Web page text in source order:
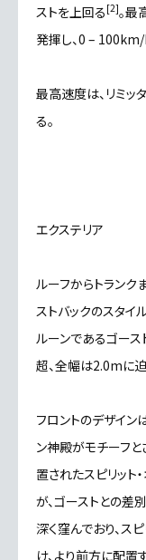
ストを上回る [2]。最
発揮し、0 –
最高速度は、 リミッ
る。
エクステリア
ルーフからトランク
ストバックのスタイ
ルーンであるゴース
超、全幅は2.0mに迫
フロントのデザイン
ン神殿がモチーフと
置されたスピリット
が、ゴーストとの差
深く窪んでおり、ス
け、より前方に配